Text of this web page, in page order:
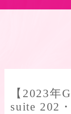
【2023年
suite 202